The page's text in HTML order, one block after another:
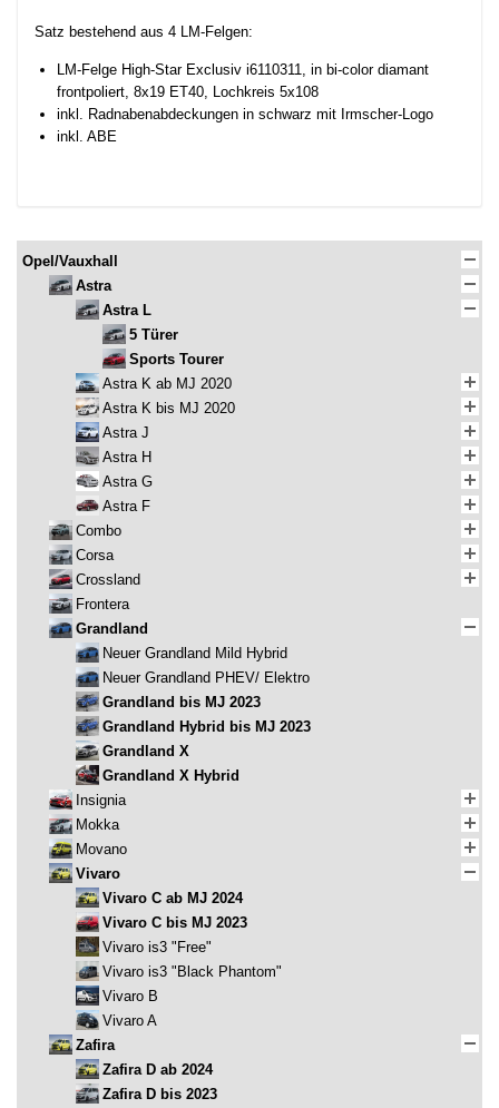
Satz bestehend aus 4 LM-Felgen:
LM-Felge High-Star Exclusiv i6110311, in bi-color diamant
frontpoliert, 8x19 ET40, Lochkreis 5x108
inkl. Radnabenabdeckungen in schwarz mit Irmscher-Logo
inkl. ABE
Opel/Vauxhall
Astra
Astra L
5 Türer
Sports Tourer
Astra K ab MJ 2020
Astra K bis MJ 2020
Astra J
Astra H
Astra G
Astra F
Combo
Corsa
Crossland
Frontera
Grandland
Neuer Grandland Mild Hybrid
Neuer Grandland PHEV/ Elektro
Grandland bis MJ 2023
Grandland Hybrid bis MJ 2023
Grandland X
Grandland X Hybrid
Insignia
Mokka
Movano
Vivaro
Vivaro C ab MJ 2024
Vivaro C bis MJ 2023
Vivaro is3 "Free"
Vivaro is3 "Black Phantom"
Vivaro B
Vivaro A
Zafira
Zafira D ab 2024
Zafira D bis 2023